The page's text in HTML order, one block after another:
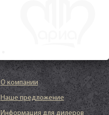
О компании
Наше предложение
Информация для дилеров